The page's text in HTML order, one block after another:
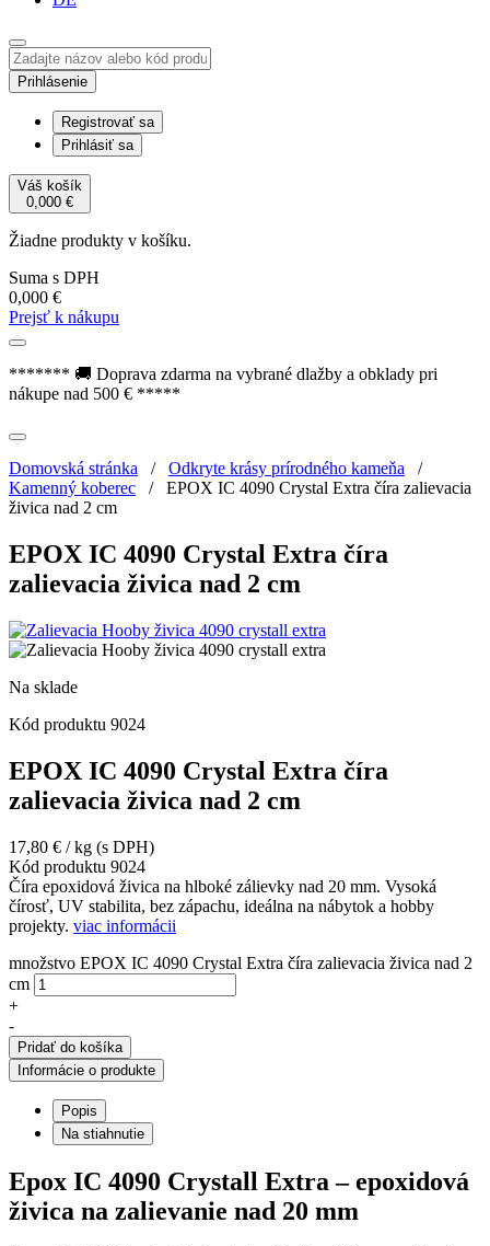
Prihlásenie
Registrovať sa
Prihlásiť sa
Váš košík
0,000 €
Žiadne produkty v košíku.
Suma s DPH
0,000 €
Prejsť k nákupu
******* 🚚 Doprava zdarma na vybrané dlažby a obklady pri
nákupe nad 500 € *****
Domovská stránka / Odkryte krásy prírodného kameňa /
Kamenný koberec / EPOX IC 4090 Crystal Extra číra zalievacia
živica nad 2 cm
EPOX IC 4090 Crystal Extra číra
zalievacia živica nad 2 cm
Na sklade
Kód produktu 9024
EPOX IC 4090 Crystal Extra číra
zalievacia živica nad 2 cm
17,80 € / kg (s DPH)
Kód produktu 9024
Číra epoxidová živica na hlboké zálievky nad 20 mm. Vysoká
čírosť, UV stabilita, bez zápachu, ideálna na nábytok a hobby
projekty. viac informácii
množstvo EPOX IC 4090 Crystal Extra číra zalievacia živica nad 2
cm
+
-
Pridať do košíka
Informácie o produkte
Popis
Na stiahnutie
Epox IC 4090 Crystall Extra – epoxidová
živica na zalievanie nad 20 mm